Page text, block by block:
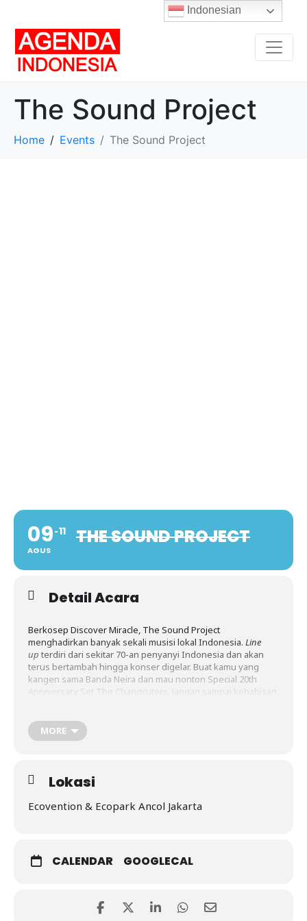
The Sound Project
Home Events The Sound Project
09
AGUS
11 THE SOUND PROJECT
Detail Acara
Berkosep Discover Miracle, The Sound Project
menghadirkan banyak sekali musisi lokal Indonesia. Line
up terdiri dari sekitar 70-an penyanyi Indonesia dan akan
terus bertambah hingga konser digelar. Buat kamu yang
kangen sama Banda Neira dan mau nonton Special 20th
Anniversary Set The Changcuters, jangan sampai kehabisan
Indra Jaya, Wingky Wiryawan x Whisnu Santika, dan banyak
lagi.
MORE
Lokasi
Ecovention & Ecopark Ancol Jakarta
CALENDAR GOOGLECAL
Indonesian